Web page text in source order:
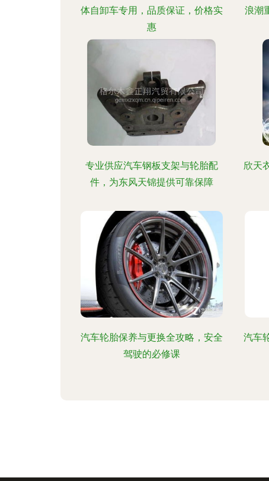
体自卸车专用，品质保证，价格实
惠
浪潮
专业供应汽车钢板支架与轮胎配
件，为东风天锦提供可靠保障
欣天
汽车轮胎保养与更换全攻略，安全
驾驶的必修课
汽车